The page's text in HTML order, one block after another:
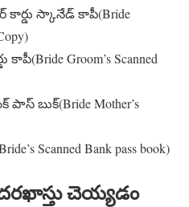
కార్డు స్కానేడ్ కాపీ(Bride
Groom’s Scanned
పాస్ బుక్(Bride Mother’s
Scanned Bank pass book)
చెయ్యడం